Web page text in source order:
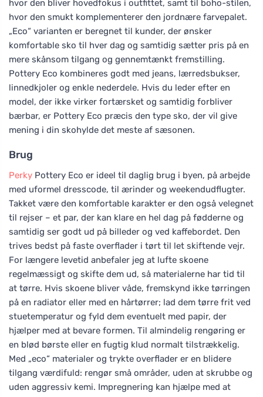
hvor den bliver hovedfokus i outfittet, samt til boho-stilen,
hvor den smukt komplementerer den jordnære farvepalet.
„Eco“ varianten er beregnet til kunder, der ønsker
komfortable sko til hver dag og samtidig sætter pris på en
mere skånsom tilgang og gennemtænkt fremstilling.
Pottery Eco kombineres godt med jeans, lærredsbukser,
linnedkjoler og enkle nederdele. Hvis du leder efter en
model, der ikke virker fortærsket og samtidig forbliver
bærbar, er Pottery Eco præcis den type sko, der vil give
mening i din skohylde det meste af sæsonen.
Brug
Perky Pottery Eco er ideel til daglig brug i byen, på arbejde
med uformel dresscode, til ærinder og weekendudflugter.
Takket være den komfortable karakter er den også velegnet
til rejser – et par, der kan klare en hel dag på fødderne og
samtidig ser godt ud på billeder og ved kaffebordet. Den
trives bedst på faste overflader i tørt til let skiftende vejr.
For længere levetid anbefaler jeg at lufte skoene
regelmæssigt og skifte dem ud, så materialerne har tid til
at tørre. Hvis skoene bliver våde, fremskynd ikke tørringen
på en radiator eller med en hårtørrer; lad dem tørre frit ved
stuetemperatur og fyld dem eventuelt med papir, der
hjælper med at bevare formen. Til almindelig rengøring er
en blød børste eller en fugtig klud normalt tilstrækkelig.
Med „eco“ materialer og trykte overflader er en blidere
tilgang værdifuld: rengør små områder, uden at skrubbe og
uden aggressiv kemi. Impregnering kan hjælpe med at